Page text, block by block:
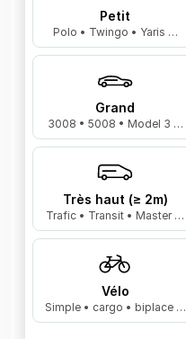
Petit
Polo • Twingo • Yaris …
Grand
3008 • 5008 • Model 3 …
Très haut (≥ 2m)
Trafic • Transit • Master …
Vélo
Simple • cargo • biplace …